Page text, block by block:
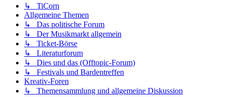
↳ TiCorn
Allgemeine Themen
↳ Das politische Forum
↳ Der Musikmarkt allgemein
↳ Ticket-Börse
↳ Literaturforum
↳ Dies und das (Offtopic-Forum)
↳ Festivals und Bardentreffen
Kreativ-Foren
↳ Themensammlung und allgemeine Diskussion